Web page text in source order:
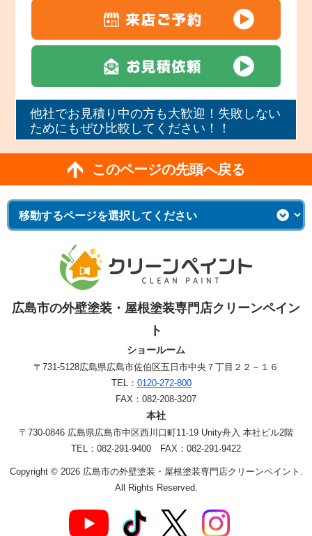
他社でお見積り中の方も大歓迎！失敗しない
ためにもぜひ比較してください！！
このページの先頭へ戻る
広島市の外壁塗装・屋根塗装専門店クリーンペイン
ト
ショールーム
〒731-5128広島県広島市佐伯区五日市中央７丁目２２－１６
TEL： 0120-272-800
FAX：082-208-3207
本社
〒730-0846 広島県広島市中区西川口町11-19 Unity舟入 本社ビル2階
TEL：082-291-9400 FAX：082-291-9422
Copyright © 2026 広島市の外壁塗装・屋根塗装専門店クリーンペイント.
All Rights Reserved.